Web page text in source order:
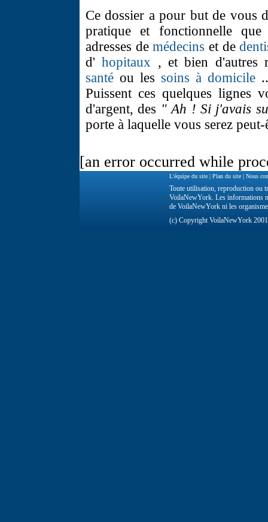
Ce dossier a pour but de vous
pratique et fonctionnelle
adresses demédecins et de
d'hopitaux , et bien d'autres
santé ou les soins à domicile
Puissent ces quelques lignes
d'argent, des " Ah ! Si j'avais
porte à laquelle vous serez
[an error occurred while
L'équipe du site | Plan du site | Nous
Toute utilisation, reproduction ou
VoilaNewYork. Les informations
de VoilaNewYork ni les
(c) Copyright VoilaNewYork